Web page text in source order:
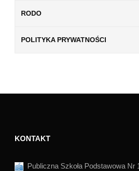
RODO
POLITYKA PRYWATNOŚCI
KONTAKT
Publiczna Szkoła Podstawowa Nr